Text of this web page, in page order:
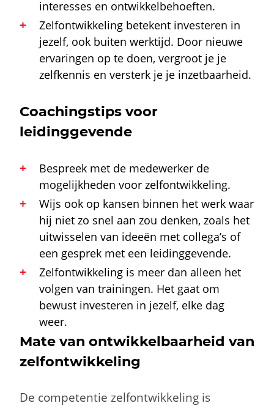
interesses en ontwikkelbehoeften.
Zelfontwikkeling betekent investeren in
jezelf, ook buiten werktijd. Door nieuwe
ervaringen op te doen, vergroot je je
zelfkennis en versterk je je inzetbaarheid.
Coachingstips voor
leidinggevende
Bespreek met de medewerker de
mogelijkheden voor zelfontwikkeling.
Wijs ook op kansen binnen het werk waar
hij niet zo snel aan zou denken, zoals het
uitwisselen van ideeën met collega’s of
een gesprek met een leidinggevende.
Zelfontwikkeling is meer dan alleen het
volgen van trainingen. Het gaat om
bewust investeren in jezelf, elke dag
weer.
Mate van ontwikkelbaarheid van
zelfontwikkeling
De competentie zelfontwikkeling is